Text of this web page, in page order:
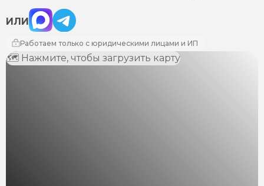
ИЛИ
Max Telegram
Работаем только с юридическими лицами и ИП
🗺 Нажмите, чтобы загрузить карту